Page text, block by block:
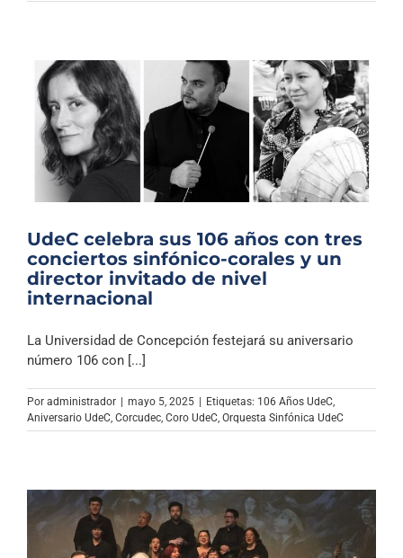
UdeC celebra sus 106 años con tres
conciertos sinfónico-corales y un
director invitado de nivel
internacional
La Universidad de Concepción festejará su aniversario
número 106 con [...]
Por administrador | mayo 5, 2025 | Etiquetas: 106 Años UdeC
Aniversario UdeC Corcudec Coro UdeC Orquesta Sinfónica UdeC